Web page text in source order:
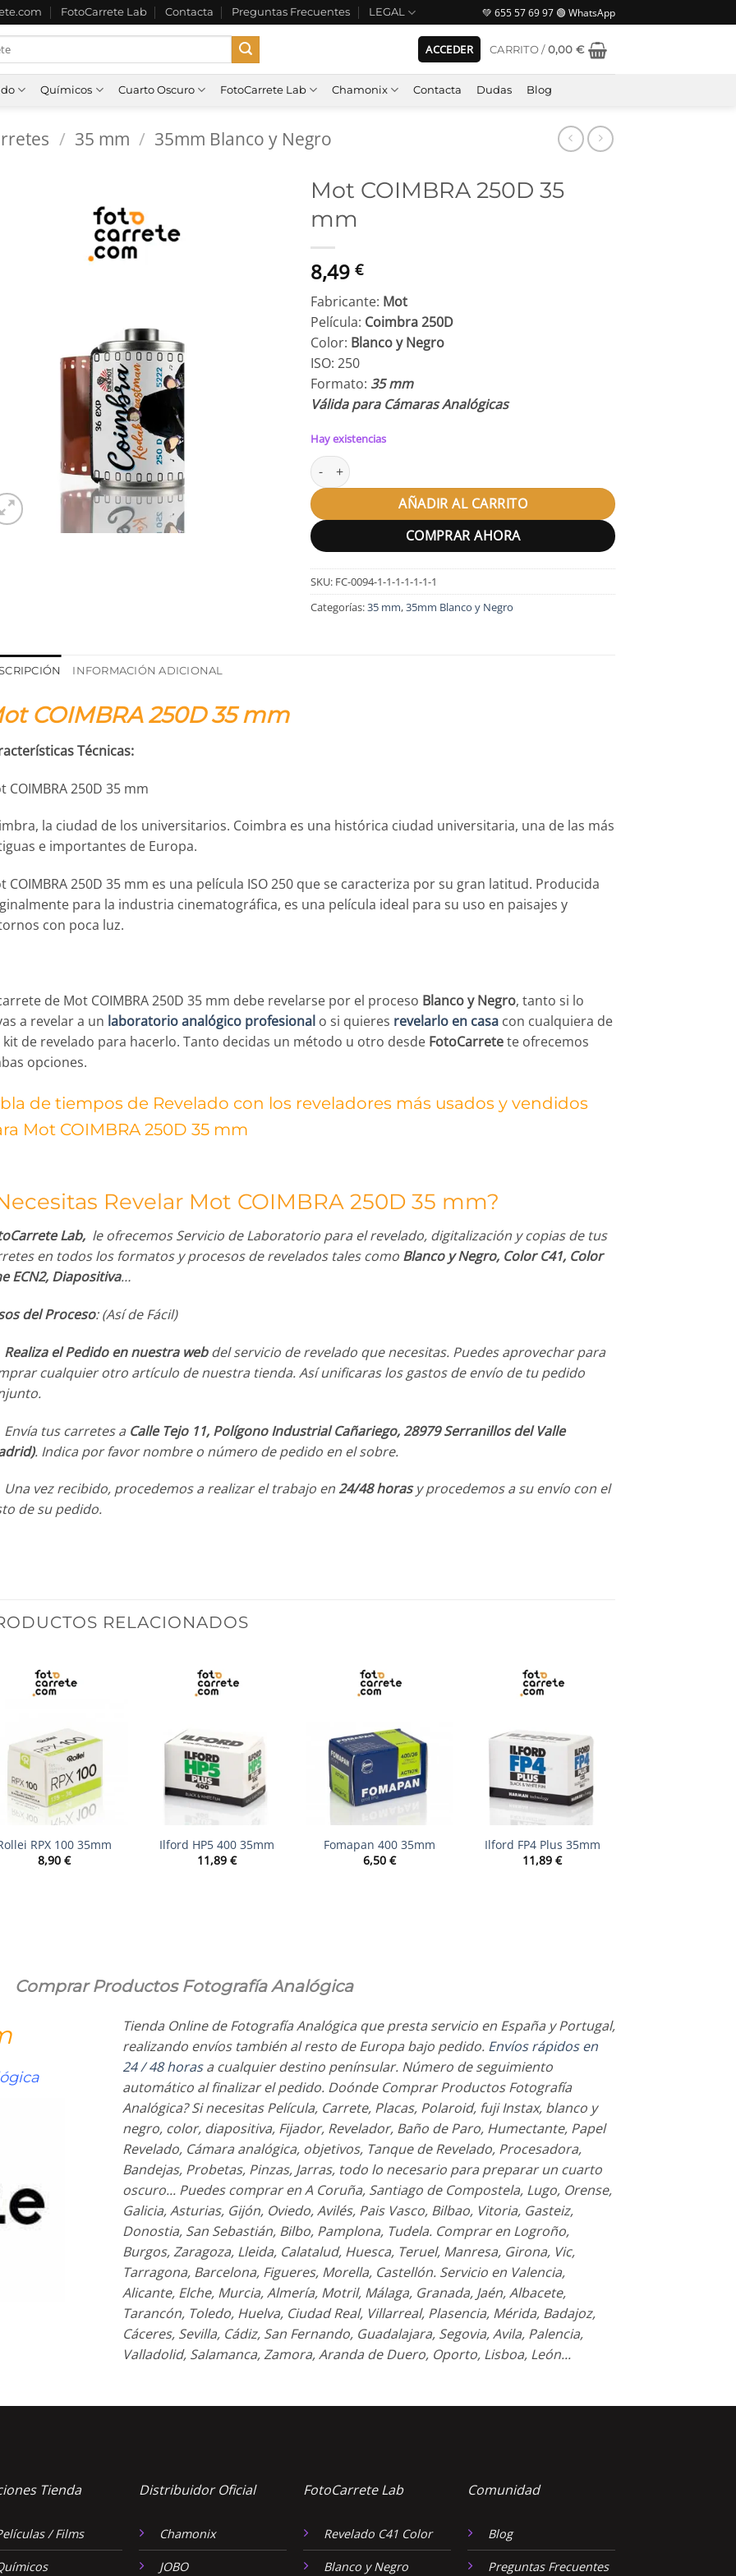
FotoCarrete Lab Contacta Preguntas Frecuentes LEGAL 💚 655 57 69 97 🟢 WhatsApp
ACCEDER CARRITO / 0,00 €
Químicos Cuarto Oscuro FotoCarrete Lab Chamonix Contacta Dudas Blog
/ 35 mm / 35mm Blanco y Negro
Mot COIMBRA 250D 35
mm
8,49€
Fabricante: Mot
Película: Coimbra 250D
Color: Blanco y Negro
ISO: 250
Formato: 35 mm
Válida para Cámaras Analógicas
Hay existencias
Mot COIMBRA 250D 35 mm cantidad
AÑADIR AL CARRITO
COMPRAR AHORA
SKU: FC-0094-1-1-1-1-1-1-1
Categorías:35 mm,35mm Blanco y Negro
INFORMACIÓN ADICIONAL
COIMBRA 250D 35 mm
Técnicas:
COIMBRA 250D 35 mm
la ciudad de los universitarios. Coimbra es una histórica ciudad universitaria, una de las más
e importantes de Europa.
COIMBRA 250D 35 mm es una película ISO 250 que se caracteriza por su gran latitud. Producida
para la industria cinematográfica, es una película ideal para su uso en paisajes y
con poca luz.
de Mot COIMBRA 250D 35 mm debe revelarse por el proceso Blanco y Negro, tanto si lo
a revelar a un laboratorio analógico profesionalo si quieres revelarlo en casacon cualquiera de
kit de revelado para hacerlo. Tanto decidas un método u otro desde FotoCarretete ofrecemos
opciones.
de tiempos de Revelado con los reveladores más usados y vendidos
Mot COIMBRA 250D 35 mm
Revelar Mot COIMBRA 250D 35 mm?
Lab,le ofrecemos Servicio de Laboratorio para el revelado, digitalización y copias de tus
en todos los formatos y procesos de revelados tales como Blanco y Negro, Color C41, Color
ECN2, Diapositiva…
del Proceso: (Así de Fácil)
Realiza el Pedido en nuestra webdel servicio de revelado que necesitas. Puedes aprovechar para
cualquier otro artículo de nuestra tienda. Así unificaras los gastos de envío de tu pedido
Envía tus carretes a Calle Tejo 11, Polígono Industrial Cañariego, 28979 Serranillos del Valle
. Indica por favor nombre o número de pedido en el sobre.
Una vez recibido, procedemos a realizar el trabajo en24/48 horasy procedemos a su envío con el
de su pedido.
RELACIONADOS
RPX 100 35mm
8,90€
Ilford HP5 400 35mm
11,89€
Fomapan 400 35mm
6,50€
Ilford FP4 Plus 35mm
11,89€
Comprar Productos Fotografía Analógica
Tienda Online de Fotografía Analógica que presta servicio en España y Portugal,
realizando envíos también al resto de Europa bajo pedido. Envíos rápidos en
24 / 48 horasa cualquier destino penínsular. Número de seguimiento
automático al finalizar el pedido. Doónde Comprar Productos Fotografía
Analógica? Si necesitas Película, Carrete, Placas, Polaroid, fuji Instax, blanco y
negro, color, diapositiva, Fijador, Revelador, Baño de Paro, Humectante, Papel
Revelado, Cámara analógica, objetivos, Tanque de Revelado, Procesadora,
Bandejas, Probetas, Pinzas, Jarras, todo lo necesario para preparar un cuarto
oscuro... Puedes comprar en A Coruña, Santiago de Compostela, Lugo, Orense,
Galicia, Asturias, Gijón, Oviedo, Avilés, Pais Vasco, Bilbao, Vitoria, Gasteiz,
Donostia, San Sebastián, Bilbo, Pamplona, Tudela. Comprar en Logroño,
Burgos, Zaragoza, Lleida, Calatalud, Huesca, Teruel, Manresa, Girona, Vic,
Tarragona, Barcelona, Figueres, Morella, Castellón. Servicio en Valencia,
Alicante, Elche, Murcia, Almería, Motril, Málaga, Granada, Jaén, Albacete,
Tarancón, Toledo, Huelva, Ciudad Real, Villarreal, Plasencia, Mérida, Badajoz,
Cáceres, Sevilla, Cádiz, San Fernando, Guadalajara, Segovia, Avila, Palencia,
Valladolid, Salamanca, Zamora, Aranda de Duero, Oporto, Lisboa, León...
Tienda
/ Films
Distribuidor Oficial
Chamonix
JOBO
FotoCarrete Lab
Revelado C41 Color
Blanco y Negro
Comunidad
Blog
Preguntas Frecuentes